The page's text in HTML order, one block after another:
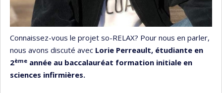
Connaissez-vous le projet so-RELAX? Pour nous en parler,
nous avons discuté avec Lorie Perreault, étudiante en
2ème année au baccalauréat formation initiale en
sciences infirmières.